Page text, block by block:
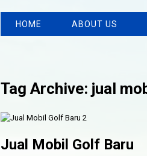
HOME ABOUT US
Tag Archive: jual
Jual Mobil Golf Baru